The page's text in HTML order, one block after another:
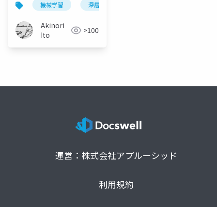
機械学習 深層学習
Akinori
Ito
>100
運営：株式会社アプルーシッド
利用規約